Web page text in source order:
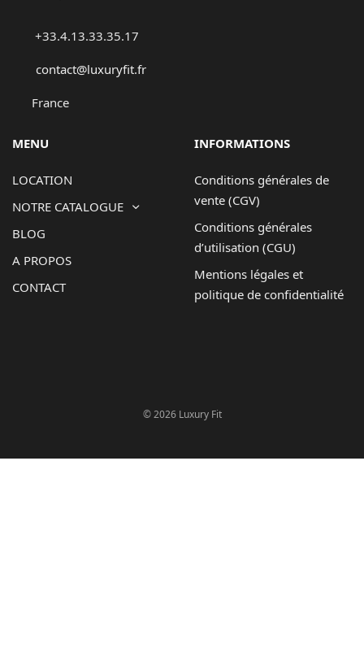
+33.4.13.33.35.17
contact@luxuryfit.fr
France
MENU
LOCATION
NOTRE CATALOGUE
BLOG
A PROPOS
CONTACT
INFORMATIONS
Conditions générales de
vente (CGV)
Conditions générales
d’utilisation (CGU)
Mentions légales et
politique de confidentialité
© 2026 Luxury Fit